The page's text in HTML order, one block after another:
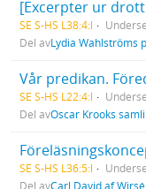
SE S-HS L38:4:l
Del avLydia Wahlströms
SE S-HS L22:4:l
Del avOscar Krooks
SE S-HS L36:5:l
Del avCarl David af